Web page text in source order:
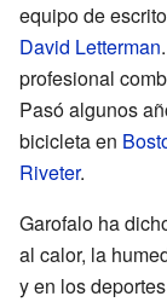
equipo de
David Letterman
profesional
Pasó algunos
bicicleta en
Riveter.
Garofalo ha
al calor, la
y en los